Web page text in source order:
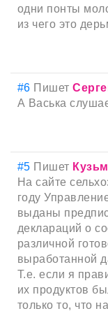
одни понты
из чего это
#6 Пишет
А Васька
#5 Пишет
На сайте
году
выданы
деклараций о
различной
выработанной
Т.е. если я
их продуктов
только то, что